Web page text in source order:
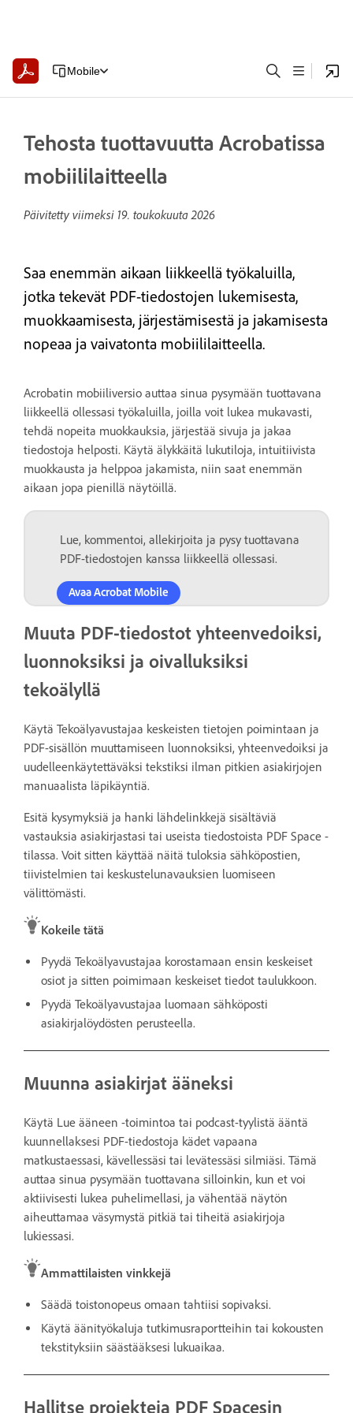
Mobile
Tehosta tuottavuutta Acrobatissa
mobiililaitteella
Päivitetty viimeksi 19. toukokuuta 2026
Saa enemmän aikaan liikkeellä työkaluilla,
jotka tekevät PDF-tiedostojen lukemisesta,
muokkaamisesta, järjestämisestä ja jakamisesta
nopeaa ja vaivatonta mobiililaitteella.
Acrobatin mobiiliversio auttaa sinua pysymään tuottavana
liikkeellä ollessasi työkaluilla, joilla voit lukea mukavasti,
tehdä nopeita muokkauksia, järjestää sivuja ja jakaa
tiedostoja helposti. Käytä älykkäitä lukutiloja, intuitiivista
muokkausta ja helppoa jakamista, niin saat enemmän
aikaan jopa pienillä näytöillä.
Lue, kommentoi, allekirjoita ja pysy tuottavana
PDF-tiedostojen kanssa liikkeellä ollessasi.
Avaa Acrobat Mobile
Muuta PDF-tiedostot yhteenvedoiksi,
luonnoksiksi ja oivalluksiksi
tekoälyllä
Käytä Tekoälyavustajaa keskeisten tietojen poimintaan ja
PDF-sisällön muuttamiseen luonnoksiksi, yhteenvedoiksi ja
uudelleenkäytettäväksi tekstiksi ilman pitkien asiakirjojen
manuaalista läpikäyntiä.
Esitä kysymyksiä ja hanki lähdelinkkejä sisältäviä
vastauksia asiakirjastasi tai useista tiedostoista PDF Space -
tilassa. Voit sitten käyttää näitä tuloksia sähköpostien,
tiivistelmien tai keskustelunavauksien luomiseen
välittömästi.
Kokeile tätä
Pyydä Tekoälyavustajaa korostamaan ensin keskeiset
osiot ja sitten poimimaan keskeiset tiedot taulukkoon.
Pyydä Tekoälyavustajaa luomaan sähköposti
asiakirjalöydösten perusteella.
Muunna asiakirjat ääneksi
Käytä Lue ääneen -toimintoa tai podcast-tyylistä ääntä
kuunnellaksesi PDF-tiedostoja kädet vapaana
matkustaessasi, kävellessäsi tai levätessäsi silmiäsi. Tämä
auttaa sinua pysymään tuottavana silloinkin, kun et voi
aktiivisesti lukea puhelimellasi, ja vähentää näytön
aiheuttamaa väsymystä pitkiä tai tiheitä asiakirjoja
lukiessasi.
Ammattilaisten vinkkejä
Säädä toistonopeus omaan tahtiisi sopivaksi.
Käytä äänityökaluja tutkimusraportteihin tai kokousten
tekstityksiin säästääksesi lukuaikaa.
Hallitse projekteja PDF Spacesin